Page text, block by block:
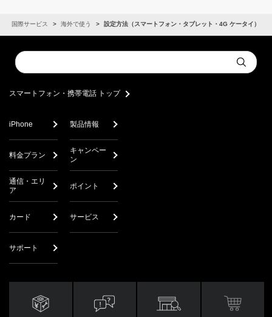
国際サービス 海外で使う 設定方法（スマートフォン・タブレット・4G ケータイ）
Conduct
a
Submit
スマートフォン・携帯電話 トップ
iPhone 製品情報
料金プラン
キャンペー
ン
通信・エリ
ア
ポイント
カード サービス
サポート